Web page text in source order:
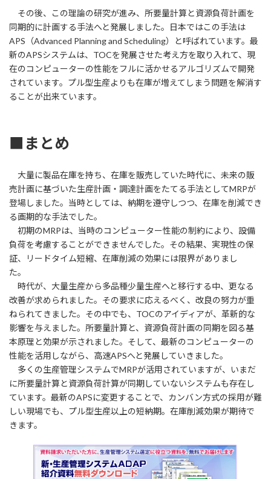
その後、この理論の研究が進み、所要量計算と資源負荷計画を
同期的に計画する手法へと発展しました。日本ではこの手法は
APS（Advanced Planning and Scheduling）と呼ばれています。最
新のAPSシステムは、TOCを発展させた考え方を取り入れて、現
在のコンピューターの性能をフルに活かせるアルゴリズムで開発
されています。プル型生産よりも在庫が増えてしまう問題を解消す
ることが出来ています。
■まとめ
大量に製品在庫を持ち、在庫を販売していた時代に、未来の販
売計画に基づいた生産計画・調達計画をたてる手法としてMRPが
登場しました。当時としては、納期を遵守しつつ、在庫を削減でき
る画期的な手法でした。
初期のMRPは、当時のコンピューター性能の制約により、設備
負荷を考慮することができませんでした。その結果、実現性の保
証、リードタイム短縮、在庫削減の効果には限界がありまし
た。
時代が、大量生産から多品種少量生産へと移行する中、更なる
改善が求められました。その要求に応えるべく、改良の努力が重
ねられてきました。その中でも、TOCのアイディアが、革新的な
影響を与えました。所要量計算と、資源負荷計画の同期を図る基
本原理と効果が示されました。そして、最新のコンピューターの
性能を活用しながら、高速APSへと発展していきました。
多くの生産管理システムでMRPが活用されていますが、いまだ
に所要量計算と資源負荷計算が同期していないシステムも存在し
ています。最新のAPSに変更することで、カンバン方式の採用が難
しい現場でも、プル型生産以上の短納期。在庫削減効果が期待で
きます。